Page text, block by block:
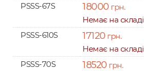
PSSS-67S
18000 грн.
Немає на складі
PSSS-610S
17120 грн.
Немає на складі
PSSS-70S
18520 грн.